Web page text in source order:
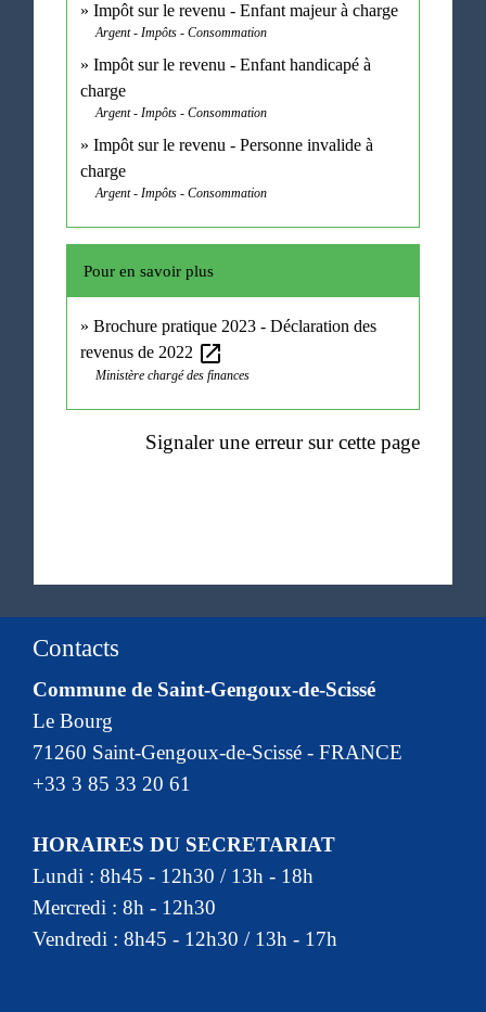
Impôt sur le revenu - Enfant majeur à charge
Argent - Impôts - Consommation
Impôt sur le revenu - Enfant handicapé à
charge
Argent - Impôts - Consommation
Impôt sur le revenu - Personne invalide à
charge
Argent - Impôts - Consommation
Pour en savoir plus
Brochure pratique 2023 - Déclaration des
revenus de 2022 open_in_new
Ministère chargé des finances
Signaler une erreur sur cette page
Contacts
Commune de Saint-Gengoux-de-Scissé
Le Bourg
71260 Saint-Gengoux-de-Scissé - FRANCE
+33 3 85 33 20 61
HORAIRES DU SECRETARIAT
Lundi : 8h45 - 12h30 / 13h - 18h
Mercredi : 8h - 12h30
Vendredi : 8h45 - 12h30 / 13h - 17h